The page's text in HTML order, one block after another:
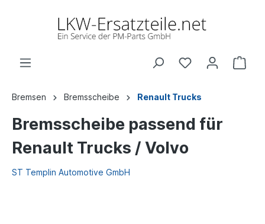
Bremsen Bremsscheibe Renault Trucks
Bremsscheibe passend für
Renault Trucks / Volvo
ST Templin Automotive GmbH